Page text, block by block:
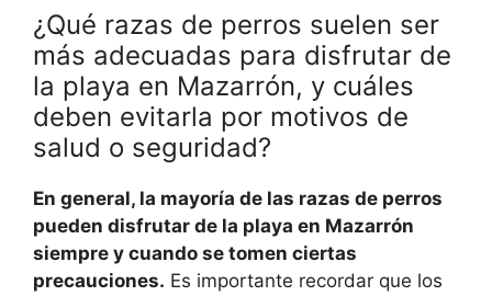
¿Qué razas de perros suelen ser
más adecuadas para disfrutar de
la playa en Mazarrón, y cuáles
deben evitarla por motivos de
salud o seguridad?
En general, la mayoría de las razas de perros
pueden disfrutar de la playa en Mazarrón
siempre y cuando se tomen ciertas
precauciones. Es importante recordar que los